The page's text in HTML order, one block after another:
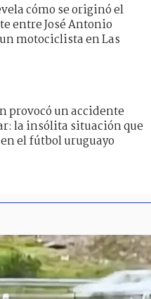
cómo se originó el
entre José Antonio
motociclista en Las
provocó un accidente
la insólita situación que
el fútbol uruguayo